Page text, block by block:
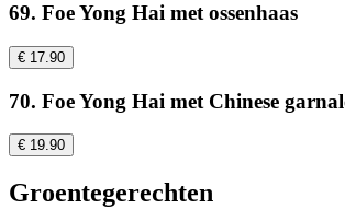
69. Foe Yong Hai met ossenhaas
€ 17.90
70. Foe Yong Hai met Chinese
€ 19.90
Groentegerechten